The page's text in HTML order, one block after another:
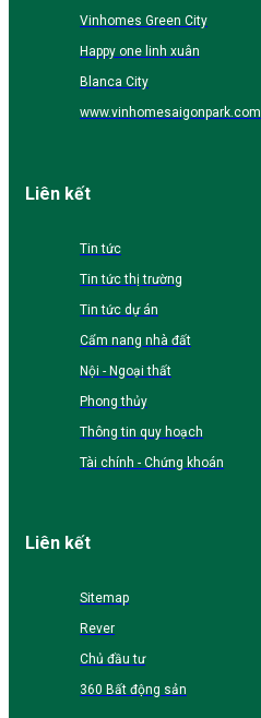
Vinhomes Green City
Happy one linh xuân
Blanca City
www.vinhomesaigonpark.com
Liên kết
Tin tức
Tin tức thị trường
Tin tức dự án
Cẩm nang nhà đất
Nội - Ngoại thất
Phong thủy
Thông tin quy hoạch
Tài chính - Chứng khoán
Liên kết
Sitemap
Rever
Chủ đầu tư
360 Bất động sản